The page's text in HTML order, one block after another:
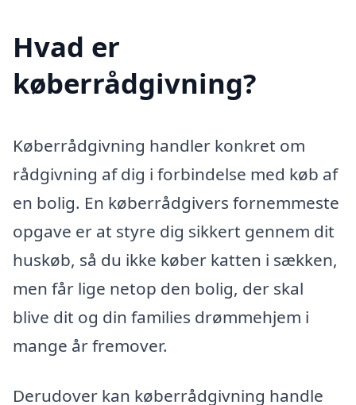
Hvad er
køberrådgivning?
Køberrådgivning handler konkret om
rådgivning af dig i forbindelse med køb af
en bolig. En køberrådgivers fornemmeste
opgave er at styre dig sikkert gennem dit
huskøb, så du ikke køber katten i sækken,
men får lige netop den bolig, der skal
blive dit og din families drømmehjem i
mange år fremover.
Derudover kan køberrådgivning handle